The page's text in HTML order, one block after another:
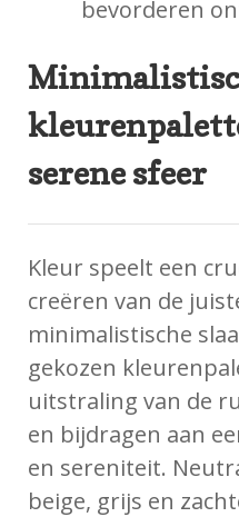
bevorderen
serene sfeer
Kleur speelt een
creëren van de
minimalistische
gekozen
uitstraling van de
en bijdragen aan
en sereniteit.
beige, grijs en